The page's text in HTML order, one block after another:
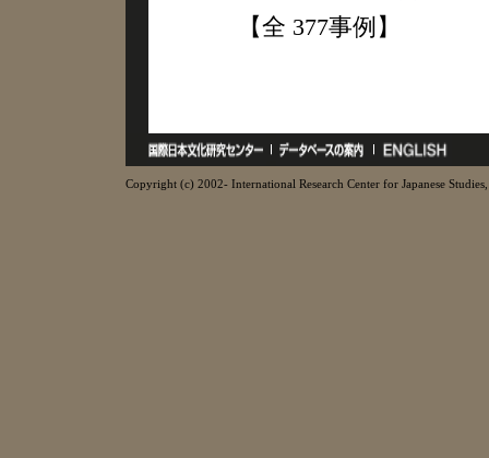
【全 377事例】
Copyright (c) 2002- International Research Center for Japanese